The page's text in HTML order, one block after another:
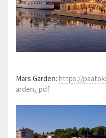
Mars Garden: https://
arden¿.pdf